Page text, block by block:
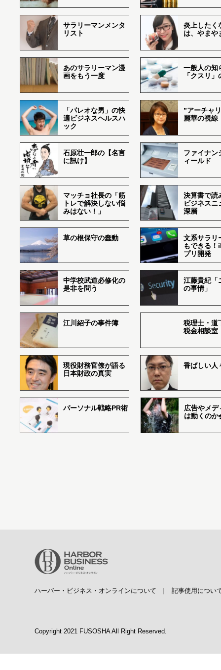
サラリーマンメンタ
リスト
炎上したく
は、やまや
あのサラリーマン漫
画をもう一度
一般人の知
「クスリ
「パレオな男」の快
適ビジネスヘルスハ
ック
”アーチャ
麗華の視線
石原壮一郎の【名言
に訊け】
ファイナン
ィールド
マッチョ社長の「筋
トレで解決しない悩
みはない！」
決算書で読
ビジネスニ
深層
草の根保守の蠢動
文系サラリ
もできる
プリ開発
中学校武道必修化の
是非を問う
江藤貴紀「
の事情」
江川紹子の事件簿
税理士・道
税金相談室
現役財務官僚が語る
日本財政の真実
香ばしい
パーソナル戦略PR術
広告やメデ
は動くのか
ハーバー・ビジネス・オンラインについて 記事使用につい
Copyright 2021 FUSOSHA All Right Reserved.